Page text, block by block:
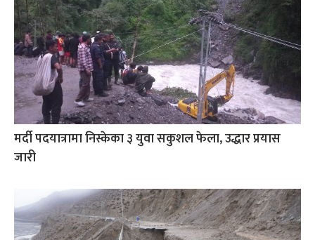
मर्दी पदयात्रामा निस्केका ३ युवा सकुशल फेला, उद्धार प्रयास
जारी